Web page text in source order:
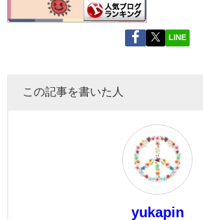
LINE
この記事を書いた人
yukapin